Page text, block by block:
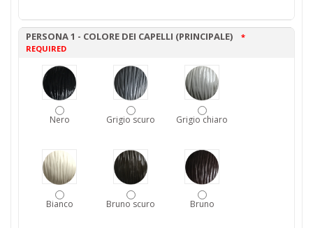
PERSONA 1 - COLORE DEI CAPELLI (PRINCIPALE) *
REQUIRED
Nero Grigio scuro Grigio chiaro
Bianco Bruno scuro Bruno